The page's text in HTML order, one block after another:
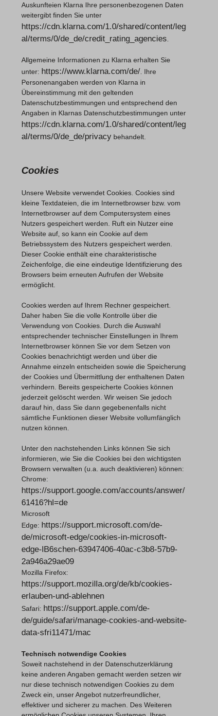
Auskunfteien Klarna Ihre personenbezogenen Daten
weitergibt finden Sie unter
https://cdn.klarna.com/1.0/shared/content/leg
al/terms/0/de_de/credit_rating_agencies
Allgemeine Informationen zu Klarna erhalten Sie
unter: https://www.klarna.com/de/ . Ihre
Personenangaben werden von Klarna in
Übereinstimmung mit den geltenden
Datenschutzbestimmungen und entsprechend den
Angaben in Klarnas Datenschutzbestimmungen unter
https://cdn.klarna.com/1.0/shared/content/leg
al/terms/0/de_de/privacy behandelt.
Cookies
Unsere Website verwendet Cookies. Cookies sind
kleine Textdateien, die im Internetbrowser bzw. vom
Internetbrowser auf dem Computersystem eines
Nutzers gespeichert werden. Ruft ein Nutzer eine
Website auf, so kann ein Cookie auf dem
Betriebssystem des Nutzers gespeichert werden.
Dieser Cookie enthält eine charakteristische
Zeichenfolge, die eine eindeutige Identifizierung des
Browsers beim erneuten Aufrufen der Website
ermöglicht.
Cookies werden auf Ihrem Rechner gespeichert.
Daher haben Sie die volle Kontrolle über die
Verwendung von Cookies. Durch die Auswahl
entsprechender technischer Einstellungen in Ihrem
Internetbrowser können Sie vor dem Setzen von
Cookies benachrichtigt werden und über die
Annahme einzeln entscheiden sowie die Speicherung
der Cookies und Übermittlung der enthaltenen Daten
verhindern. Bereits gespeicherte Cookies können
jederzeit gelöscht werden. Wir weisen Sie jedoch
darauf hin, dass Sie dann gegebenenfalls nicht
sämtliche Funktionen dieser Website vollumfänglich
nutzen können.
Unter den nachstehenden Links können Sie sich
informieren, wie Sie die Cookies bei den wichtigsten
Browsern verwalten (u.a. auch deaktivieren) können:
Chrome:
https://support.google.com/accounts/answer/
61416?hl=de
Microsoft
Edge: https://support.microsoft.com/de-
de/microsoft-edge/cookies-in-microsoft-
edge-lB6schen-63947406-40ac-c3b8-57b9-
2a946a29ae09
Mozilla Firefox:
https://support.mozilla.org/de/kb/cookies-
erlauben-und-ablehnen
Safari: https://support.apple.com/de-
de/guide/safari/manage-cookies-and-website-
data-sfri11471/mac
Technisch notwendige Cookies
Soweit nachstehend in der Datenschutzerklärung
keine anderen Angaben gemacht werden setzen wir
nur diese technisch notwendigen Cookies zu dem
Zweck ein, unser Angebot nutzerfreundlicher,
effektiver und sicherer zu machen. Des Weiteren